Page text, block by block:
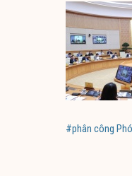
#phân công